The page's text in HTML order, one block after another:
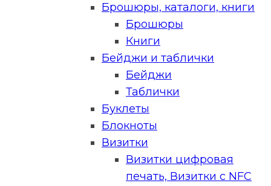
Брошюры, каталоги, книги
Брошюры
Книги
Бейджи и таблички
Бейджи
Таблички
Буклеты
Блокноты
Визитки
Визитки цифровая
печать, Визитки с NFC